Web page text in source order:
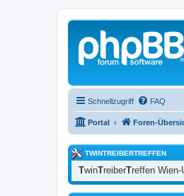
Schnellzugriff FAQ
Portal Foren-
TWINTREIBERTREFFEN
TwinTreiberTreffen Wien-